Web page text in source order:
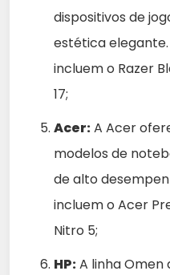
dispositivos de
estética
incluem o Razer
17;
Acer:A Acer
modelos de
de alto
incluem o Acer
Nitro 5;
HP:A linha Omen